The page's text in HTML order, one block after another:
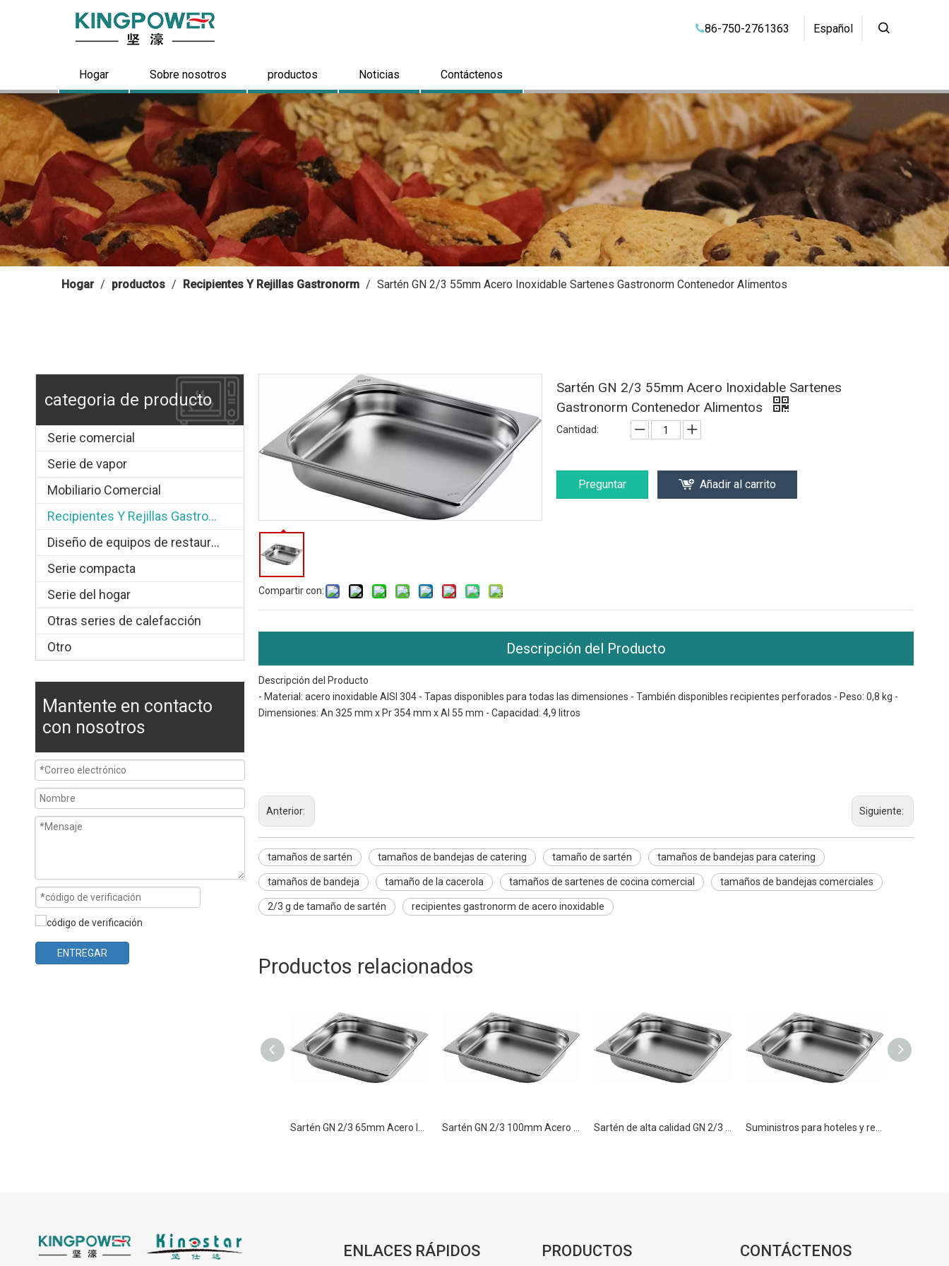
86-750-2761363 Español
Hogar Sobre nosotros productos Noticias Contáctenos
Hogar / productos / Recipientes Y Rejillas Gastronorm / Sartén GN 2/3 55mm Acero Inoxidable Sartenes Gastronorm Contenedor Alimentos
categoria de producto
Serie comercial
Serie de vapor
Mobiliario Comercial
Recipientes Y Rejillas Gastronorm
Diseño de equipos de restauración.
Serie compacta
Serie del hogar
Otras series de calefacción
Otro
Mantente en contacto
con nosotros
ENTREGAR
Compartir con:
Sartén GN 2/3 55mm Acero Inoxidable Sartenes
Gastronorm Contenedor Alimentos
Cantidad:
Preguntar Añadir al carrito
Descripción del Producto
Descripción del Producto
- Material: acero inoxidable AISI 304 - Tapas disponibles para todas las dimensiones - También disponibles recipientes perforados - Peso: 0,8 kg -
Dimensiones: An 325 mm x Pr 354 mm x Al 55 mm - Capacidad: 4,9 litros
Anterior: Siguiente:
tamaños de sartén tamaños de bandejas de catering tamaño de sartén tamaños de bandejas para catering
tamaños de bandeja tamaño de la cacerola tamaños de sartenes de cocina comercial tamaños de bandejas comerciales
2/3 g de tamaño de sartén recipientes gastronorm de acero inoxidable
Productos relacionados
ENLACES RÁPIDOS PRODUCTOS CONTÁCTENOS